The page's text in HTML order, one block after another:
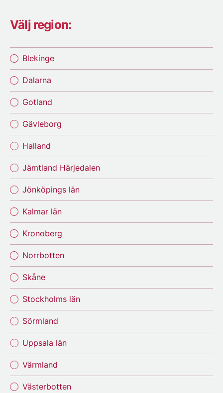
Välj region:
Blekinge
Dalarna
Gotland
Gävleborg
Halland
Jämtland Härjedalen
Jönköpings län
Kalmar län
Kronoberg
Norrbotten
Skåne
Stockholms län
Sörmland
Uppsala län
Värmland
Västerbotten